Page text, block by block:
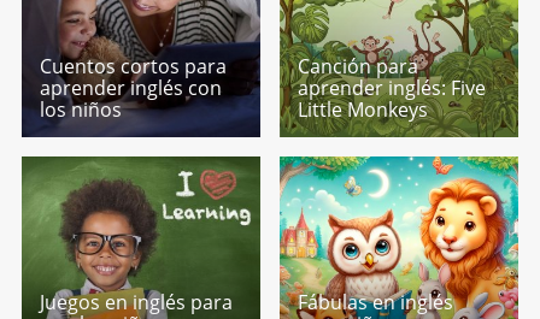
Cuentos cortos para
aprender inglés con
los niños
Canción para
aprender inglés: Five
Little Monkeys
Juegos en inglés para
Fábulas en inglés